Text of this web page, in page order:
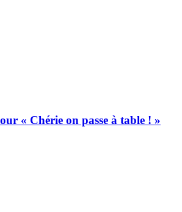
« Chérie on passe à table ! »